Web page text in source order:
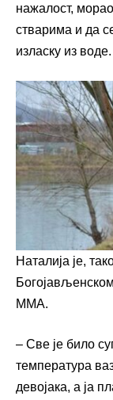
нажалост,
стварима и да
изласку из воде.
Наталија је,
ММА.
– Све је било
температура
девојака, а ја